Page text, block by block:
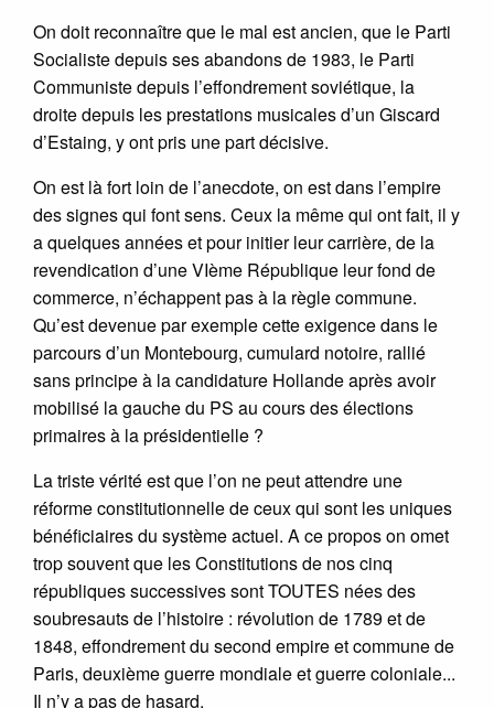
On doit reconnaître que le mal est ancien, que le Parti
Socialiste depuis ses abandons de 1983, le Parti
Communiste depuis l’effondrement soviétique, la
droite depuis les prestations musicales d’un Giscard
d’Estaing, y ont pris une part décisive.
On est là fort loin de l’anecdote, on est dans l’empire
des signes qui font sens. Ceux la même qui ont fait, il y
a quelques années et pour initier leur carrière, de la
revendication d’une VIème République leur fond de
commerce, n’échappent pas à la règle commune.
Qu’est devenue par exemple cette exigence dans le
parcours d’un Montebourg, cumulard notoire, rallié
sans principe à la candidature Hollande après avoir
mobilisé la gauche du PS au cours des élections
primaires à la présidentielle ?
La triste vérité est que l’on ne peut attendre une
réforme constitutionnelle de ceux qui sont les uniques
bénéficiaires du système actuel. A ce propos on omet
trop souvent que les Constitutions de nos cinq
républiques successives sont TOUTES nées des
soubresauts de l’histoire : révolution de 1789 et de
1848, effondrement du second empire et commune de
Paris, deuxième guerre mondiale et guerre coloniale...
Il n’y a pas de hasard.